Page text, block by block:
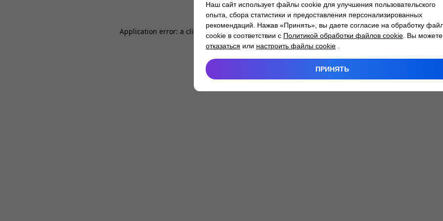
Application error: a client -side exception has occurred while loading atlantm.by (see the
Наш сайт использует файлы cookie для улучшения пользовательского
опыта, сбора статистики и предоставления персонализированных
рекомендаций. Нажав «Принять», вы даете согласие на обработку
cookie в соответствии с Политикой обработки файлов cookie . Вы можете
отказаться или настроить файлы cookie
ПРИНЯТЬ